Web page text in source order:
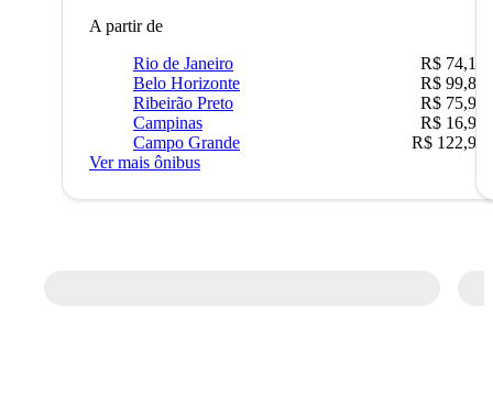
A partir de
Rio de Janeiro
R$ 74,16
Belo Horizonte
R$ 99,89
Ribeirão Preto
R$ 75,90
Campinas
R$ 16,90
Campo Grande
R$ 122,90
Ver mais ônibus